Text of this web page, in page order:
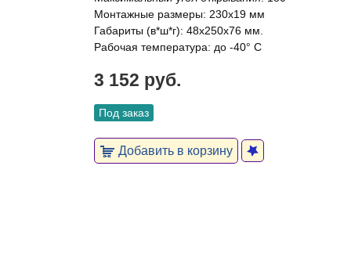
Монтажные размеры: 230х19 мм
Габариты (в*ш*г): 48х250х76 мм.
Рабочая температура: до -40° С
3 152 руб.
Под заказ
Добавить в корзину